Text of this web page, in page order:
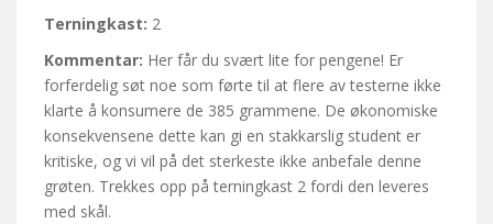
Terningkast: 2
Kommentar: Her får du svært lite for pengene! Er
forferdelig søt noe som førte til at flere av testerne ikke
klarte å konsumere de 385 grammene. De økonomiske
konsekvensene dette kan gi en stakkarslig student er
kritiske, og vi vil på det sterkeste ikke anbefale denne
grøten. Trekkes opp på terningkast 2 fordi den leveres
med skål.